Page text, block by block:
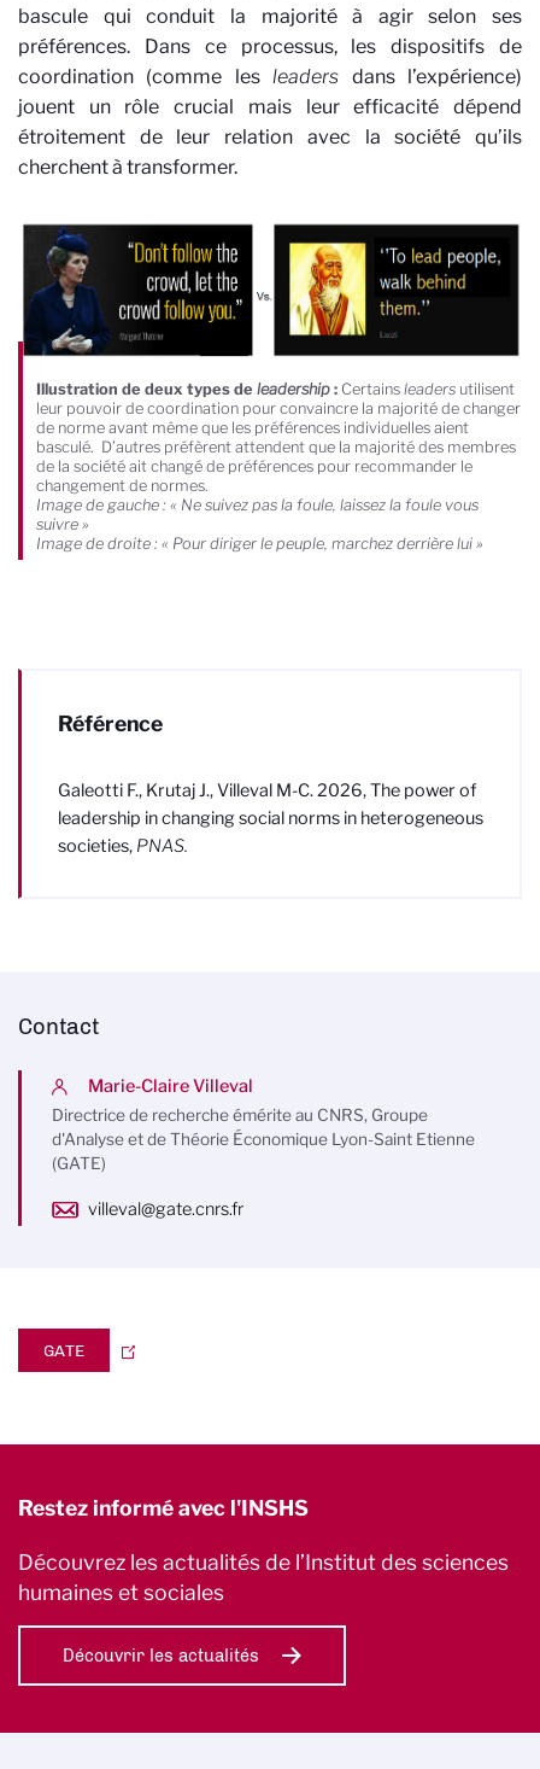
bascule qui conduit la majorité à agir selon ses
préférences. Dans ce processus, les dispositifs de
coordination (comme lesleaders dans l’expérience)
jouent un rôle crucial mais leur efficacité dépend
étroitement de leur relation avec la société qu’ils
cherchent à transformer.
Illustration de deux types de leadership : Certains leaders utilisent
leur pouvoir de coordination pour convaincre la majorité de changer
de norme avant même que les préférences individuelles aient
basculé. D’autres préfèrent attendent que la majorité des membres
de la société ait changé de préférences pour recommander le
changement de normes.
Image de gauche : « Ne suivez pas la foule, laissez la foule vous
suivre »
Image de droite : « Pour diriger le peuple, marchez derrière lui »
Référence
Galeotti F., Krutaj J., Villeval M-C. 2026, The power of
leadership in changing social norms in heterogeneous
societies, PNAS.
Contact
Marie-Claire Villeval
Directrice de recherche émérite au CNRS, Groupe
d'Analyse et de Théorie Économique Lyon-Saint Etienne
(GATE)
villeval@gate.cnrs.fr
GATE
Restez informé avec l'INSHS
Découvrez les actualités de l’Institut des sciences
humaines et sociales
Découvrir les actualités